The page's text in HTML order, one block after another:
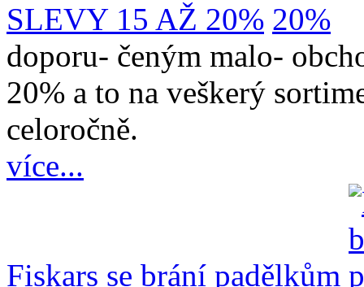
SLEVY 15 AŽ 20%
doporu- čeným malo-
20% a to na veškerý
celoročně.
více...
Fiskars se brání padělkům